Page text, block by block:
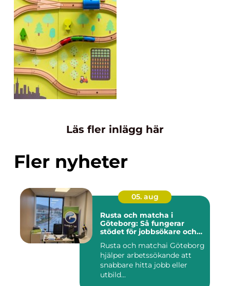
Läs fler inlägg här
Fler nyheter
05. aug
Rusta och matcha i
Göteborg: Så fungerar
stödet för jobbsökare och
Rusta och matchai Göteborg
hjälper arbetssökande att
snabbare hitta jobb eller
utbild...